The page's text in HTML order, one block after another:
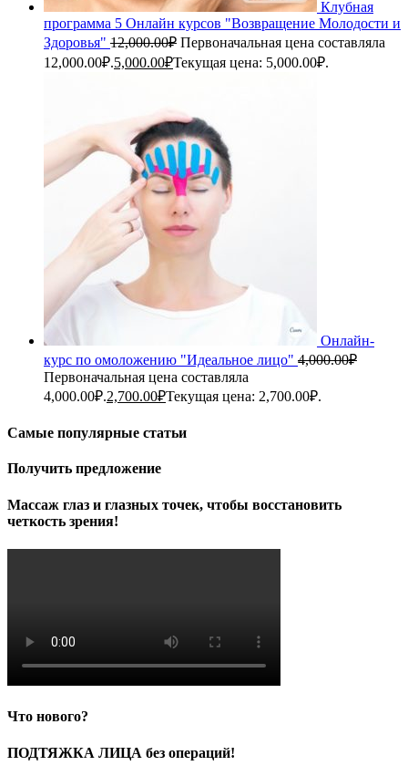
Клубная
программа 5 Онлайн курсов "Возвращение Молодости и
Здоровья" 12,000.00₽ Первоначальная цена составляла
12,000.00₽.5,000.00₽Текущая цена: 5,000.00₽.
Онлайн-
курс по омоложению "Идеальное лицо" 4,000.00₽
Первоначальная цена составляла
4,000.00₽.2,700.00₽Текущая цена: 2,700.00₽.
Самые популярные статьи
Получить предложение
Массаж глаз и глазных точек, чтобы восстановить
четкость зрения!
Что нового?
ПОДТЯЖКА ЛИЦА без операций!